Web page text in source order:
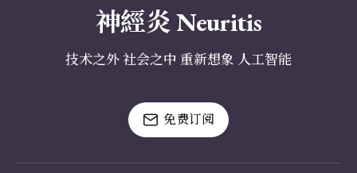
神經炎 Neuritis
技术之外 社会之中 重新想象 人工智能
免费订阅